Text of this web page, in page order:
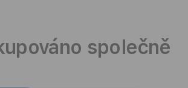
společně